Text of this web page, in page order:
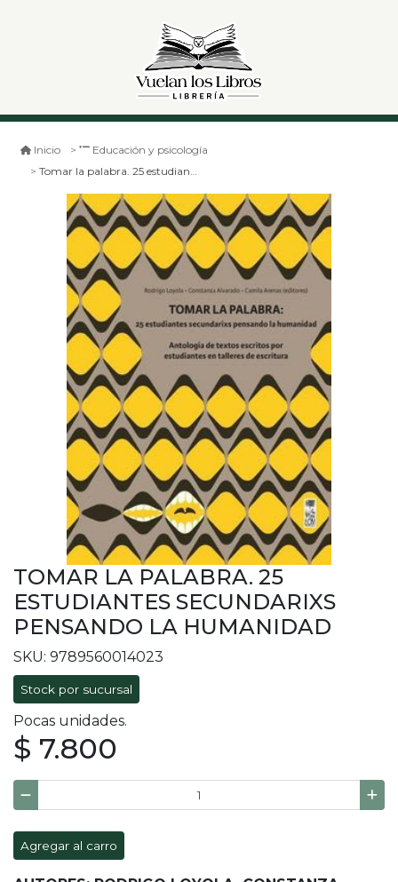
Inicio
Educación y psicología
Tomar la palabra. 25 estudiantes secundarixs pensando la humanidad
TOMAR LA PALABRA. 25
ESTUDIANTES SECUNDARIXS
PENSANDO LA HUMANIDAD
SKU: 9789560014023
Stock por sucursal
Pocas unidades.
$ 7.800
Agregar al carro